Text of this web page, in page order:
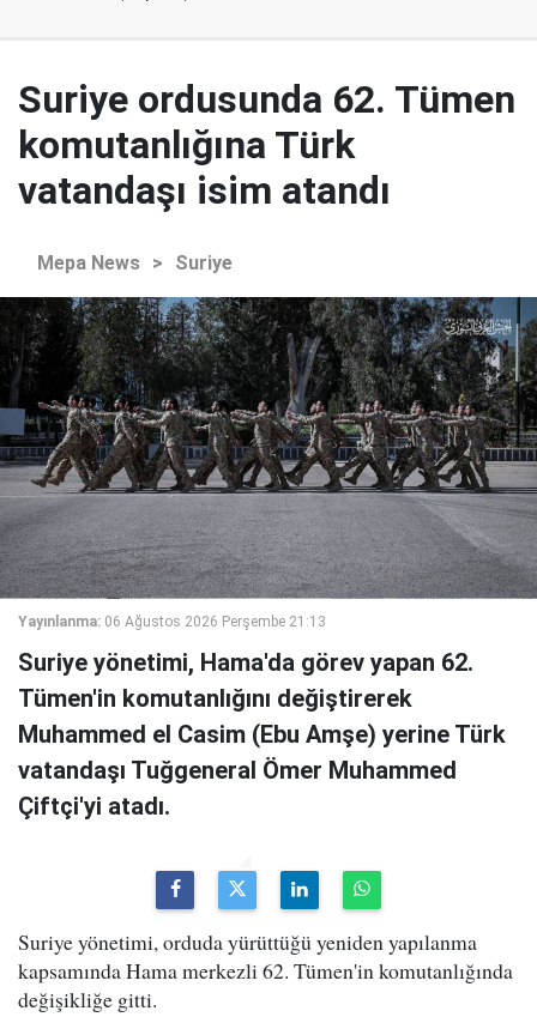
Suriye ordusunda 62. Tümen
komutanlığına Türk
vatandaşı isim atandı
Mepa News > Suriye
Yayınlanma: 06 Ağustos 2026 Perşembe 21:13
Suriye yönetimi, Hama'da görev yapan 62.
Tümen'in komutanlığını değiştirerek
Muhammed el Casim (Ebu Amşe) yerine Türk
vatandaşı Tuğgeneral Ömer Muhammed
Çiftçi'yi atadı.
Suriye yönetimi, orduda yürüttüğü yeniden yapılanma
kapsamında Hama merkezli 62. Tümen'in komutanlığında
değişikliğe gitti.